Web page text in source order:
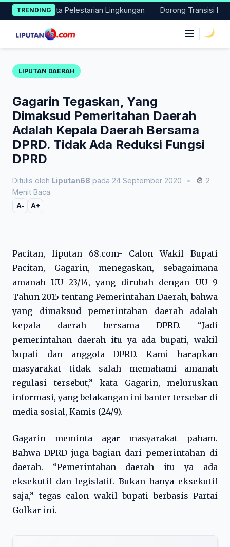
Skip
to
content
TRENDING
Nyata Pelestarian Lingkungan Dorong Transisi Energi di
LIPUTAN DAERAH
Gagarin Tegaskan, Yang
Dimaksud Pemeritahan Daerah
Adalah Kepala Daerah Bersama
DPRD. Tidak Ada Reduksi Fungsi
DPRD
Ditulis oleh Liputan68 pada 24 September 2020 •
2
Menit Baca
A- A+
Pacitan, liputan 68.com- Calon Wakil Bupati
Pacitan, Gagarin, menegaskan, sebagaimana
amanah UU 23/14, yang dirubah dengan UU 9
Tahun 2015 tentang Pemerintahan Daerah, bahwa
yang dimaksud pemerintahan daerah adalah
kepala daerah bersama DPRD. “Jadi
pemerintahan daerah itu ya ada bupati, wakil
bupati dan anggota DPRD. Kami harapkan
masyarakat tidak salah memahami amanah
regulasi tersebut,” kata Gagarin, meluruskan
informasi, yang belakangan ini banter tersebar di
media sosial, Kamis (24/9).
Gagarin meminta agar masyarakat paham.
Bahwa DPRD juga bagian dari pemerintahan di
daerah. “Pemerintahan daerah itu ya ada
eksekutif dan legislatif. Bukan hanya eksekutif
saja,” tegas calon wakil bupati berbasis Partai
Golkar ini.